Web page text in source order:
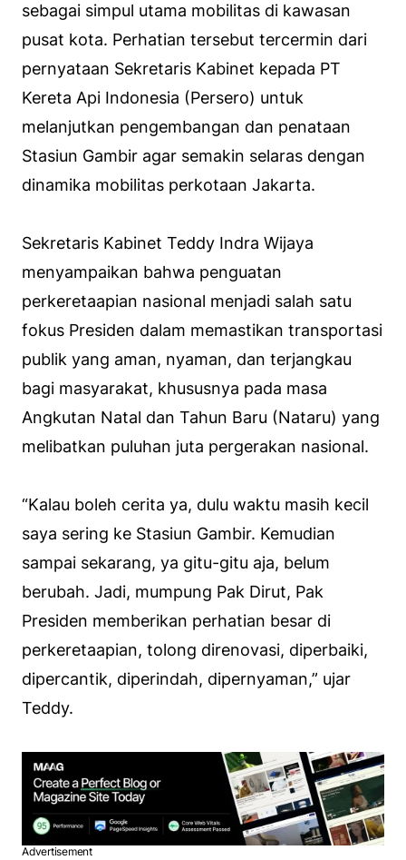
sebagai simpul utama mobilitas di kawasan
pusat kota. Perhatian tersebut tercermin dari
pernyataan Sekretaris Kabinet kepada PT
Kereta Api Indonesia (Persero) untuk
melanjutkan pengembangan dan penataan
Stasiun Gambir agar semakin selaras dengan
dinamika mobilitas perkotaan Jakarta.
Sekretaris Kabinet Teddy Indra Wijaya
menyampaikan bahwa penguatan
perkeretaapian nasional menjadi salah satu
fokus Presiden dalam memastikan transportasi
publik yang aman, nyaman, dan terjangkau
bagi masyarakat, khususnya pada masa
Angkutan Natal dan Tahun Baru (Nataru) yang
melibatkan puluhan juta pergerakan nasional.
“Kalau boleh cerita ya, dulu waktu masih kecil
saya sering ke Stasiun Gambir. Kemudian
sampai sekarang, ya gitu-gitu aja, belum
berubah. Jadi, mumpung Pak Dirut, Pak
Presiden memberikan perhatian besar di
perkeretaapian, tolong direnovasi, diperbaiki,
dipercantik, diperindah, dipernyaman,” ujar
Teddy.
Advertisement